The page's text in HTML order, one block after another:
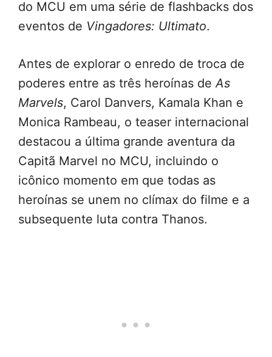
do MCU em uma série de flashbacks dos
eventos de Vingadores: Ultimato.
Antes de explorar o enredo de troca de
poderes entre as três heroínas deAs
Marvels, Carol Danvers, Kamala Khan e
Monica Rambeau, o teaser internacional
destacou a última grande aventura da
Capitã Marvel no MCU, incluindo o
icônico momento em que todas as
heroínas se unem no clímax do filme e a
subsequente luta contra Thanos.